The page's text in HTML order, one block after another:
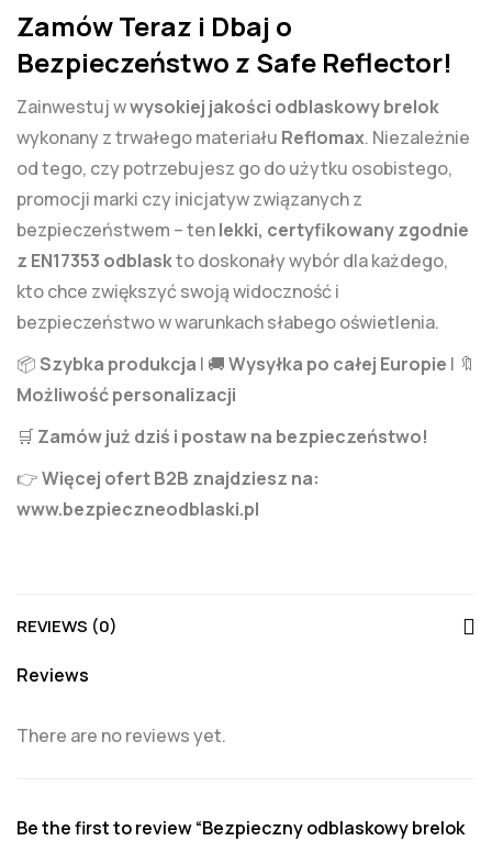
Zamów Teraz i Dbaj o
Bezpieczeństwo z Safe Reflector!
Zainwestuj wwysokiej jakości odblaskowy brelok
wykonany z trwałego materiału Reflomax. Niezależnie
od tego, czy potrzebujesz go do użytku osobistego,
promocji marki czy inicjatyw związanych z
bezpieczeństwem – tenlekki, certyfikowany zgodnie
z EN17353 odblaskto doskonały wybór dla każdego,
kto chce zwiększyć swoją widoczność i
bezpieczeństwo w warunkach słabego oświetlenia.
📦Szybka produkcja | 🚚Wysyłka po całej Europie | 🔖
Możliwość personalizacji
🛒 Zamów już dziś i postaw na bezpieczeństwo!
👉Więcej ofert B2B znajdziesz na:
www.bezpieczneodblaski.pl
REVIEWS (0)
Reviews
There are no reviews yet.
Be the first to review “Bezpieczny odblaskowy brelok